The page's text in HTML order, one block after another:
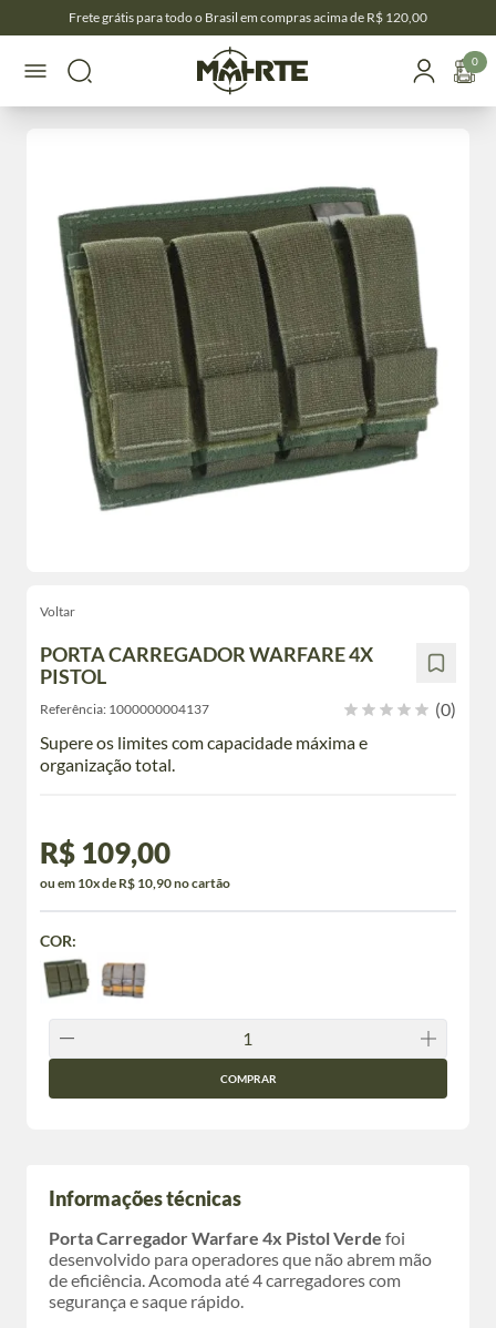
Frete grátis para todo o Brasil em compras acima de R$ 120,00
0
Voltar
PORTA CARREGADOR WARFARE 4X
PISTOL
Referência: 1000000004137
(0)
Supere os limites com capacidade máxima e
organização total.
R$ 109,00
ou em 10x de R$ 10,90 no cartão
COR:
COMPRAR
Informações técnicas
Porta Carregador Warfare 4x Pistol Verde foi
desenvolvido para operadores que não abrem mão
de eficiência. Acomoda até 4 carregadores com
segurança e saque rápido.